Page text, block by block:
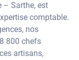
– Sarthe, est
comptable.
nos
800 chefs
artisans,